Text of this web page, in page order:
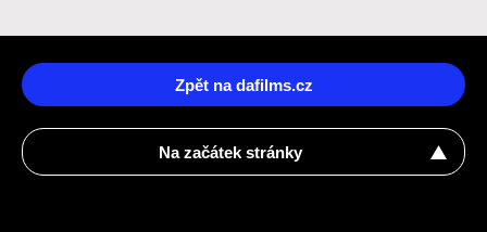
Zpět na dafilms.cz
Na začátek stránky